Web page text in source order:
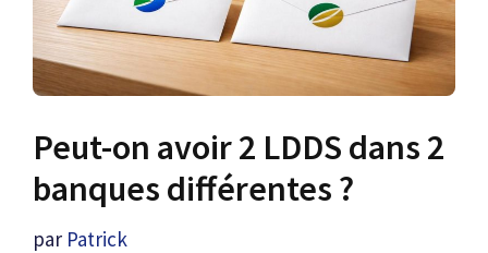
Peut-on avoir 2 LDDS dans 2
banques différentes ?
par Patrick